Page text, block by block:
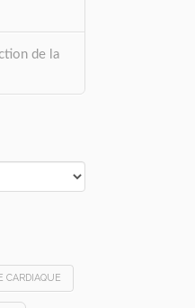
de la
CARDIAQUE